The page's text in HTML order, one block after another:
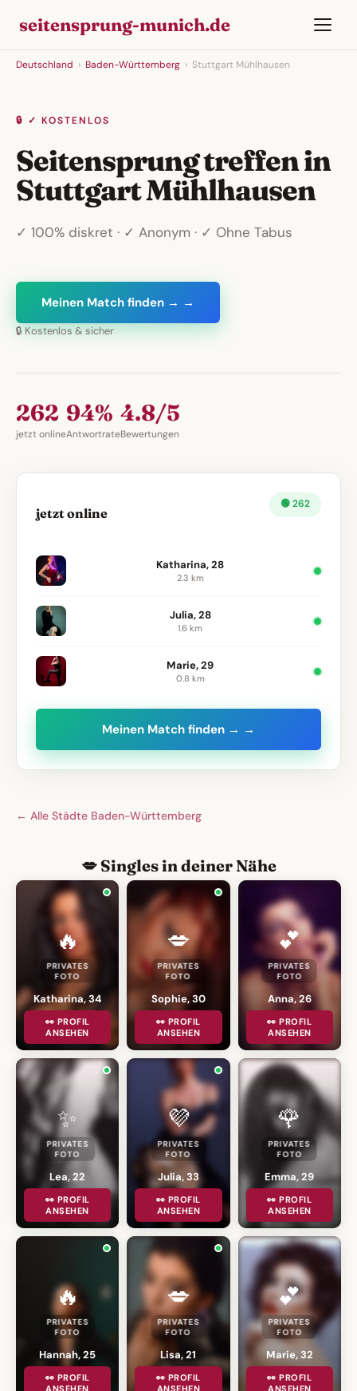
seitensprung-munich.de
Deutschland › Baden-Württemberg › Stuttgart Mühlhausen
🔒 ✓ KOSTENLOS
Seitensprung treffen in
Stuttgart Mühlhausen
✓ 100% diskret · ✓ Anonym · ✓ Ohne Tabus
Meinen Match finden → →
🔒 Kostenlos & sicher
262
jetzt online
94%
Antwortrate
4.8/5
Bewertungen
jetzt online
🟢 262
Katharina, 28
2.3 km
Julia, 28
1.6 km
Marie, 29
0.8 km
Meinen Match finden → →
← Alle Städte Baden-Württemberg
💋 Singles in deiner Nähe
🔥
PRIVATES
FOTO
Katharina, 34
👀 PROFIL
ANSEHEN
💋
PRIVATES
FOTO
Sophie, 30
👀 PROFIL
ANSEHEN
💕
PRIVATES
FOTO
Anna, 26
👀 PROFIL
ANSEHEN
✨
PRIVATES
FOTO
Lea, 22
👀 PROFIL
ANSEHEN
💜
PRIVATES
FOTO
Julia, 33
👀 PROFIL
ANSEHEN
🌹
PRIVATES
FOTO
Emma, 29
👀 PROFIL
ANSEHEN
🔥
PRIVATES
FOTO
Hannah, 25
👀 PROFIL
ANSEHEN
💋
PRIVATES
FOTO
Lisa, 21
👀 PROFIL
ANSEHEN
💕
PRIVATES
FOTO
Marie, 32
👀 PROFIL
ANSEHEN